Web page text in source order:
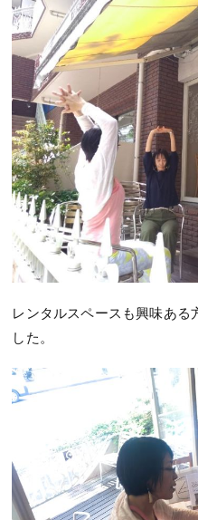
レンタルスペースも興味ある
した。